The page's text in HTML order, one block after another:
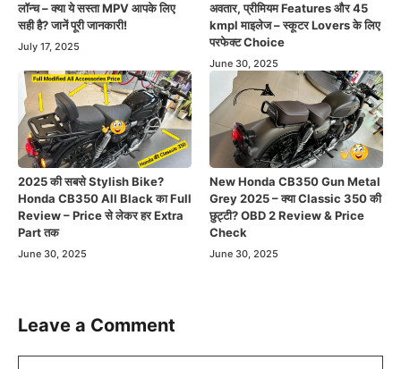
लॉन्च – क्या ये सस्ता MPV आपके लिए
सही है? जानें पूरी जानकारी!
July 17, 2025
अवतार, प्रीमियम Features और 45
kmpl माइलेज – स्कूटर Lovers के लिए
परफेक्ट Choice
June 30, 2025
2025 की सबसे Stylish Bike?
Honda CB350 All Black का Full
Review – Price से लेकर हर Extra
Part तक
June 30, 2025
New Honda CB350 Gun Metal
Grey 2025 – क्या Classic 350 की
छुट्टी? OBD 2 Review & Price
Check
June 30, 2025
Leave a Comment